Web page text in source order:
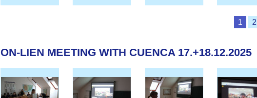
1 2
ON-LIEN MEETING WITH CUENCA 17.+18.12.2025